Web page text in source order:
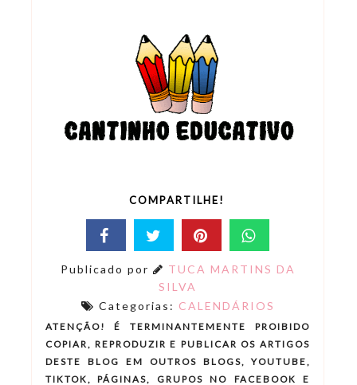
COMPARTILHE!
Publicado por
TUCA MARTINS DA
SILVA
Categorias: CALENDÁRIOS
ATENÇÃO! É TERMINANTEMENTE PROIBIDO
COPIAR, REPRODUZIR E PUBLICAR OS ARTIGOS
DESTE BLOG EM OUTROS BLOGS, YOUTUBE,
TIKTOK, PÁGINAS, GRUPOS NO FACEBOOK E